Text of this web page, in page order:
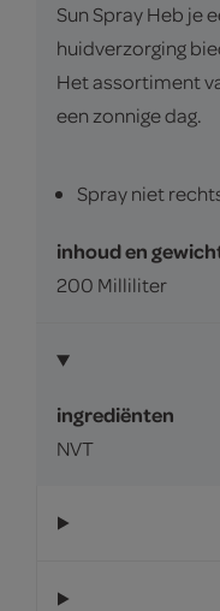
Sun Spray Heb je
huidverzorging
Het assortiment
een zonnige dag.
Spray niet
inhoud en
200 Milliliter
ingrediënten
NVT